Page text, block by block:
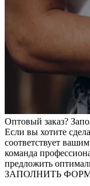
Оптовый заказ?
Если вы хотите
соответствует
команда
предложить
ЗАПОЛНИТЬ